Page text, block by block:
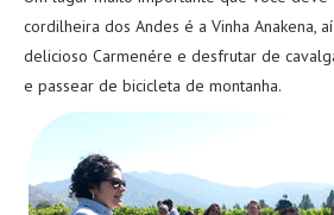
cordilheira dos Andes é a Vinha Anakena,
delicioso Carmenére e desfrutar de
e passear de bicicleta de montanha.